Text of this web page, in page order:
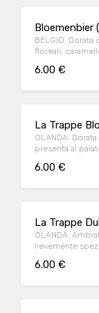
Bloemenbier
BELGIO:
floreali,
6.00 €
La Trappe
OLANDA:
presenta al
6.00 €
La Trappe
OLANDA:
lievemente
6.00 €